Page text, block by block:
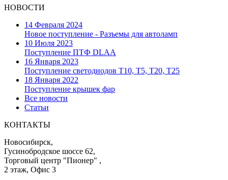
НОВОСТИ
14 Февраля 2024
Новое поступление - Разъемы для автоламп
10 Июля 2023
Поступление ПТФ DLAA
16 Января 2023
Поступление светодиодов T10, T5, T20, T25
18 Января 2022
Поступление крышек фар
Все новости
Статьи
КОНТАКТЫ
Новосибирск,
Гусинобродское шоссе 62,
Торговый центр "Пионер" ,
2 этаж, Офис 3